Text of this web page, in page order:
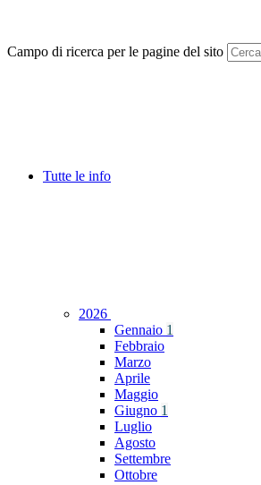
Campo di ricerca per le pagine del sito
Tutte le info
2026
Gennaio 1
Febbraio
Marzo
Aprile
Maggio
Giugno 1
Luglio
Agosto
Settembre
Ottobre